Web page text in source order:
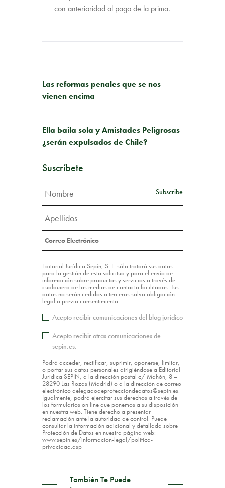
con anterioridad al pago de la prima.
Las reformas penales que se nos
vienen encima
Ella baila sola y Amistades Peligrosas
¿serán expulsados de Chile?
Suscríbete
Editorial Jurídica Sepín, S. L. sólo tratará sus datos
para la gestión de esta solicitud y para el envío de
información sobre productos y servicios a través de
cualquiera de los medios de contacto facilitados. Tus
datos no serán cedidos a terceros salvo obligación
legal o previo consentimiento.
Acepto recibir comunicaciones del blog jurídico
Acepto recibir otras comunicaciones de
sepin.es.
Podrá acceder, rectificar, suprimir, oponerse, limitar,
o portar sus datos personales dirigiéndose a Editorial
Jurídica SEPIN, a la dirección postal c/ Mahón, 8 –
28290 Las Rozas (Madrid) o a la dirección de correo
electrónico delegadodeprotecciondedatos@sepin.es.
Igualmente, podrá ejercitar sus derechos a través de
los formularios on line que ponemos a su disposición
en nuestra web. Tiene derecho a presentar
reclamación ante la autoridad de control. Puede
consultar la información adicional y detallada sobre
Protección de Datos en nuestra página web:
www.sepin.es/informacion-legal/politica-
privacidad.asp
También Te Puede